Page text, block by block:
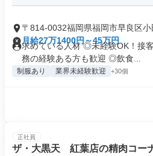
〒814-0032福岡県福岡市早良区小
月給27万1400円～45万円
求めている人材 ◎未経験OK！接
務の経験ある方も歓迎 ◎飲食...
制服あり 業界未経験歓迎 +30個
正社員
ザ・大黒天 紅葉店の精肉コー